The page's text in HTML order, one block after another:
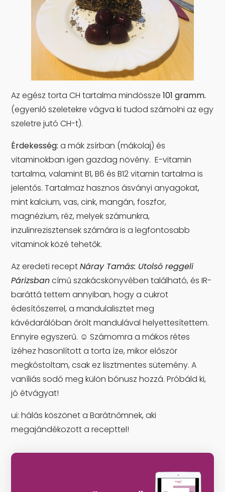
Az egész torta CH tartalma mindössze101 gramm.
(egyenlő szeletekre vágva ki tudod számolni az egy
szeletre jutó CH-t).
Érdekesség: a mák zsírban (mákolaj) és
vitaminokban igen gazdag növény. E-vitamin
tartalma, valamint B1, B6 és B12 vitamin tartalma is
jelentős. Tartalmaz hasznos ásványi anyagokat,
mint kalcium, vas, cink, mangán, foszfor,
magnézium, réz, melyek számunkra,
inzulinrezisztensek számára is a legfontosabb
vitaminok közé tehetők.
Az eredeti receptNáray Tamás: Utolsó reggeli
Párizsbancímű szakácskönyvében található, és IR-
baráttá tettem annyiban, hogy a cukrot
édesítőszerrel, a mandulalisztet meg
kávédarálóban őrölt mandulával helyettesítettem.
Ennyire egyszerű. ☺ Számomra a mákos rétes
ízéhez hasonlított a torta íze, mikor először
megkóstoltam, csak ez lisztmentes sütemény. A
vaníliás sodó meg külön bónusz hozzá. Próbáld ki,
jó étvágyat!
ui: hálás köszönet a Barátnőmnek, aki
megajándékozott a recepttel!